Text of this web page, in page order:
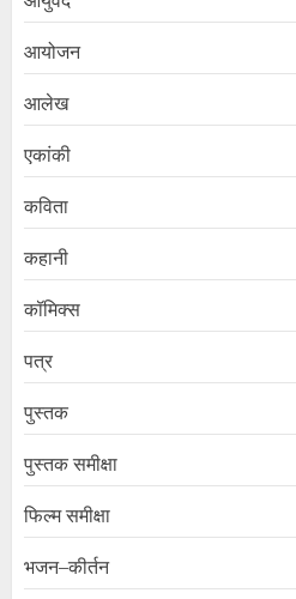
आयोजन
आलेख
एकांकी
कविता
कहानी
कॉमिक्स
पत्र
पुस्तक
पुस्तक समीक्षा
फिल्म समीक्षा
भजन–कीर्तन